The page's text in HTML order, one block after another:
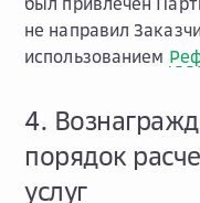
не направил
использованием
4.
порядок
услуг